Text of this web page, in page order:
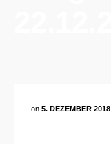
on 5. DEZEMBER 2018